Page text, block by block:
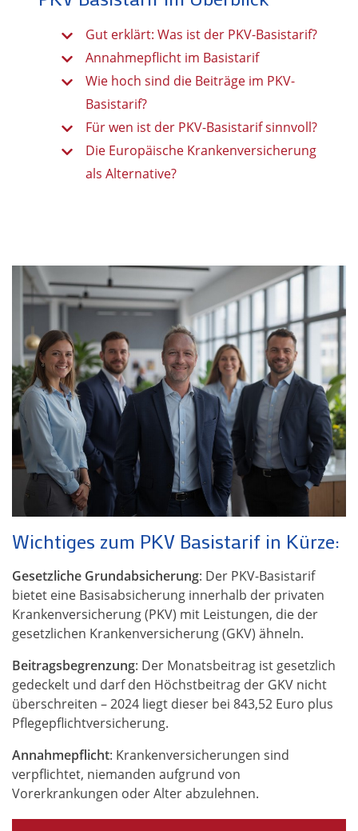
Gut erklärt: Was ist der PKV-Basistarif?
Annahmepflicht im Basistarif
Wie hoch sind die Beiträge im PKV-
Basistarif?
Für wen ist der PKV-Basistarif sinnvoll?
Die Europäische Krankenversicherung
als Alternative?
Wichtiges zum PKV Basistarif in Kürze:
Gesetzliche Grundabsicherung: Der PKV-Basistarif
bietet eine Basisabsicherung innerhalb der privaten
Krankenversicherung (PKV) mit Leistungen, die der
gesetzlichen Krankenversicherung (GKV) ähneln.
Beitragsbegrenzung: Der Monatsbeitrag ist gesetzlich
gedeckelt und darf den Höchstbeitrag der GKV nicht
überschreiten – 2024 liegt dieser bei 843,52 Euro plus
Pflegepflichtversicherung.
Annahmepflicht: Krankenversicherungen sind
verpflichtet, niemanden aufgrund von
Vorerkrankungen oder Alter abzulehnen.